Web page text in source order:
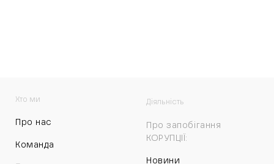
Хто ми
Про нас
Команда
Діяльність
Про запобігання
КОРУПЦІЇ:
Новини